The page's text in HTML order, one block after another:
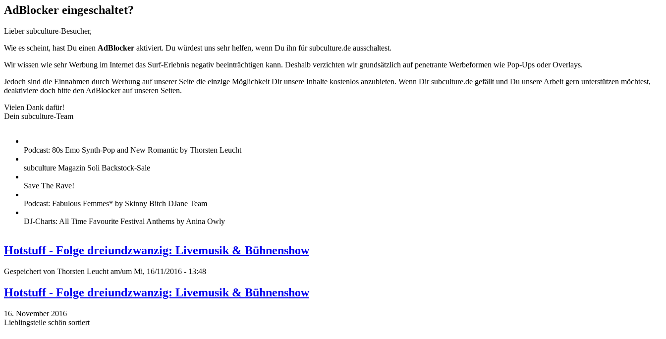
AdBlocker eingeschaltet?
Lieber subculture-Besucher,
Wie es scheint, hast Du einen AdBlocker aktiviert. Du würdest uns sehr helfen, wenn Du ihn für subculture.de ausschaltest.
Wir wissen wie sehr Werbung im Internet das Surf-Erlebnis negativ beeinträchtigen kann. Deshalb verzichten wir grundsätzlich auf penetrante Werbeformen wie Pop-Ups oder Overlays.
Jedoch sind die Einnahmen durch Werbung auf unserer Seite die einzige Möglichkeit Dir unsere Inhalte kostenlos anzubieten. Wenn Dir subculture.de gefällt und Du unsere Arbeit gern unterstützen möchtest,
deaktiviere doch bitte den AdBlocker auf unseren Seiten.
Vielen Dank dafür!
Dein subculture-Team
Podcast: 80s Emo Synth-Pop and New Romantic by Thorsten Leucht
subculture Magazin Soli Backstock-Sale
Save The Rave!
Podcast: Fabulous Femmes* by Skinny Bitch DJane Team
DJ-Charts: All Time Favourite Festival Anthems by Anina Owly
Hotstuff - Folge dreiundzwanzig: Livemusik & Bühnenshow
Gespeichert von Thorsten Leucht am/um Mi, 16/11/2016 - 13:48
Hotstuff - Folge dreiundzwanzig: Livemusik & Bühnenshow
16. November 2016
Lieblingsteile schön sortiert